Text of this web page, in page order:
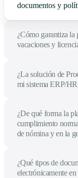
documentos y
¿Cómo garantiza la
vacaciones y
¿La solución de
mi sistema ERP/
¿De qué forma la
cumplimiento
de nómina y en la
¿Qué tipos de
electrónicamente